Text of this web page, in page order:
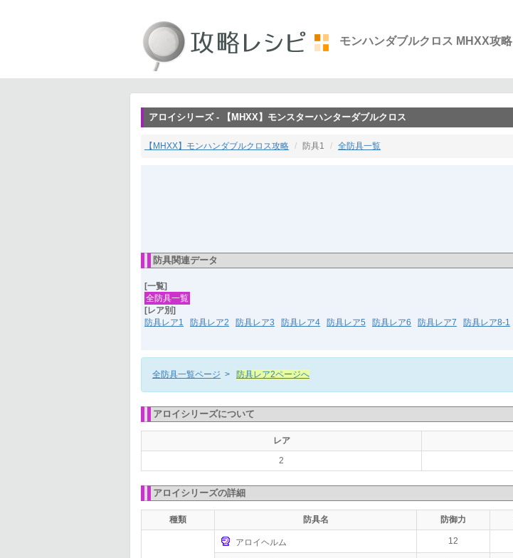
モンハンダブルクロス MHXX攻略
アロイシリーズ - 【MHXX】モンスターハンターダブルクロス
【MHXX】モンハンダブルクロス攻略 防具1 全防具一覧
防具関連データ
[一覧]
全防具一覧
[レア別]
防具レア1
防具レア2 防具レア3 防具レア4 防具レア5 防具レア6 防具レア7 防具レア8-1
全防具一覧ページ > 防具レア2ページへ
アロイシリーズについて
レア
2
アロイシリーズの詳細
種類 防具名 防御力
アロイヘルム 12